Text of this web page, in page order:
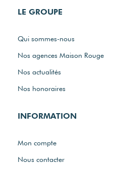
LE GROUPE
Qui sommes-nous
Nos agences Maison Rouge
Nos actualités
Nos honoraires
INFORMATION
Mon compte
Nous contacter